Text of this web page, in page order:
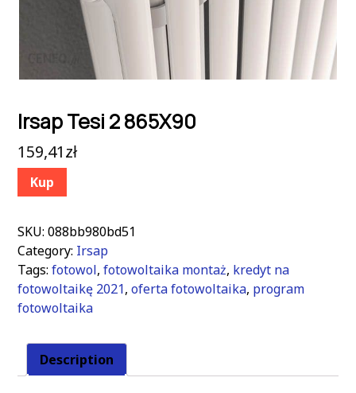
Irsap Tesi 2 865X90
159,41zł
Kup
SKU: 088bb980bd51
Category: Irsap
Tags: fotowol, fotowoltaika montaż, kredyt na
fotowoltaikę 2021, oferta fotowoltaika, program
fotowoltaika
Description